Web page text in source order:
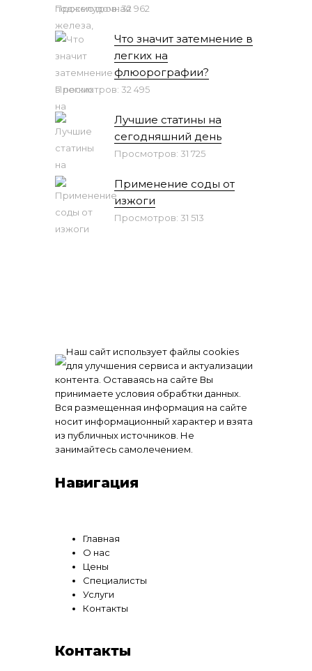
Просмотров: 32 962
Что значит затемнение в
легких на
флюорографии?
Просмотров: 32 495
Лучшие статины на
сегодняшний день
Просмотров: 31 725
Применение соды от
изжоги
Просмотров: 31 513
Наш сайт использует файлы cookies
для улучшения сервиса и актуализации
контента. Оставаясь на сайте Вы
принимаете условия обрабтки данных.
Вся размещенная информация на сайте
носит информационный характер и взята
из публичных источников. Не
занимайтесь самолечением.
Навигация
Главная
О нас
Цены
Специалисты
Услуги
Контакты
Контакты